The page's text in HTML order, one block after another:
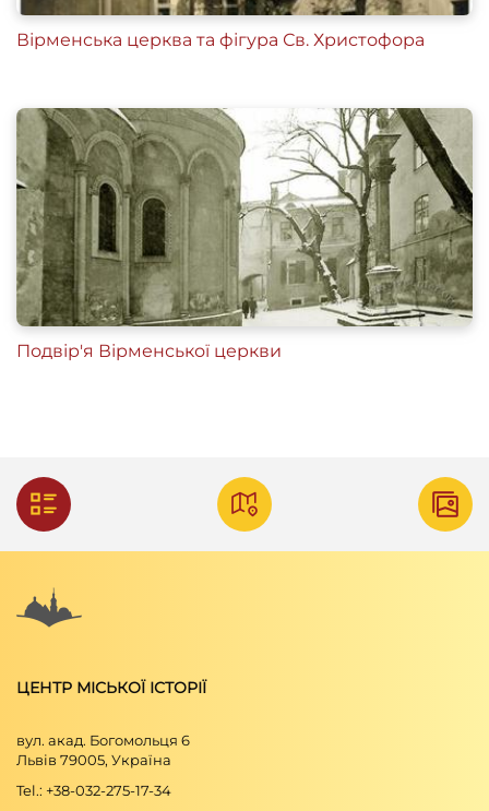
Вірменська церква та фігура Св. Христофора
Подвір'я Вірменської церкви
ЦЕНТР МІСЬКОЇ ІСТОРІЇ
вул. акад. Богомольця 6
Львів 79005, Україна
Tel.: +38-032-275-17-34